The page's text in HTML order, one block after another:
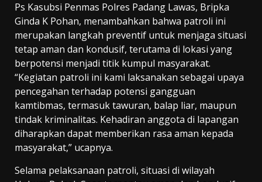
Ps Kasubsi Penmas Polres Padang Lawas, Bripka
Ginda K Pohan, menambahkan bahwa patroli ini
merupakan langkah preventif untuk menjaga situasi
tetap aman dan kondusif, terutama di lokasi yang
berpotensi menjadi titik kumpul masyarakat.
“Kegiatan patroli ini kami laksanakan sebagai upaya
pencegahan terhadap potensi gangguan
kamtibmas, termasuk tawuran, balap liar, maupun
tindak kriminalitas. Kehadiran anggota di lapangan
diharapkan dapat memberikan rasa aman kepada
masyarakat,” ucapnya.
Selama pelaksanaan patroli, situasi di wilayah